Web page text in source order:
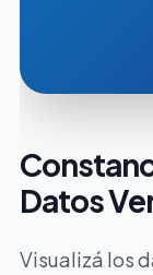
Datos
Visualizá los